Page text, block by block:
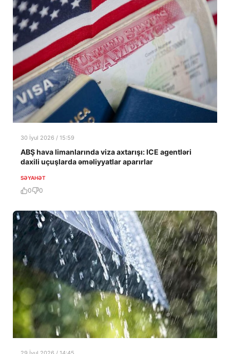
30 İyul 2026 / 15:59
ABŞ hava limanlarında viza axtarışı: ICE agentləri
daxili uçuşlarda əməliyyatlar aparırlar
SƏYAHƏT
0 0